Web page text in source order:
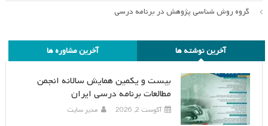
گروه روش شناسی پژوهش در برنامه درسی
آخرین نوشته ها آخرین مشاوره ها
بیست و یکمین همایش سالانه انجمن
مطالعات برنامه درسی ایران
آگوست 2, 2026 مدیر سایت